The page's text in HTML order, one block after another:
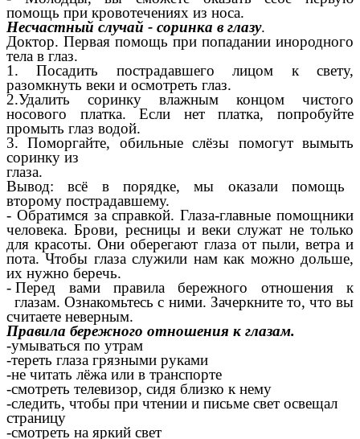
помощь при кровотечениях из носа.
Несчастный случай - соринка в глазу.
Доктор. Первая помощь при попадании инородного
тела в глаз.
1. Посадить пострадавшего лицом к свету,
разомкнуть веки и осмотреть глаз.
2.Удалить соринку влажным концом чистого
носового платка. Если нет платка, попробуйте
промыть глаз водой.
3. Поморгайте, обильные слёзы помогут вымыть
соринку из
глаза.
Вывод: всё в порядке, мы оказали помощь
второму пострадавшему.
- Обратимся за справкой. Глаза-главные помощники
человека. Брови, ресницы и веки служат не только
для красоты. Они оберегают глаза от пыли, ветра и
пота. Чтобы глаза служили нам как можно дольше,
их нужно беречь.
- Перед вами правила бережного отношения к
глазам. Ознакомьтесь с ними. Зачеркните то, что вы
считаете неверным.
Правила бережного отношения к глазам.
-умываться по утрам
-тереть глаза грязными руками
-не читать лёжа или в транспорте
-смотреть телевизор, сидя близко к нему
-следить, чтобы при чтении и письме свет освещал
страницу
-смотреть на яркий свет